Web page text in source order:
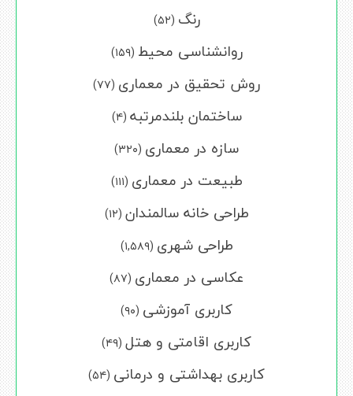
رنگ (۵۲)
روانشناسی محیط (۱۵۹)
روش تحقیق در معماری (۷۷)
ساختمان بلندمرتبه (۴)
سازه در معماری (۳۲۰)
طبیعت در معماری (۱۱۱)
طراحی خانه سالمندان (۱۲)
طراحی شهری (۱,۵۸۹)
عکاسی در معماری (۸۷)
کاربری آموزشی (۹۰)
کاربری اقامتی و هتل (۴۹)
کاربری بهداشتی و درمانی (۵۴)